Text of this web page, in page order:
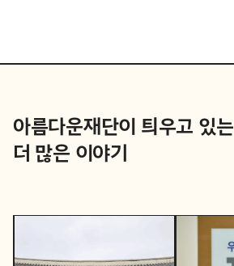
아름다운재단이 틔우고 있는
더 많은 이야기